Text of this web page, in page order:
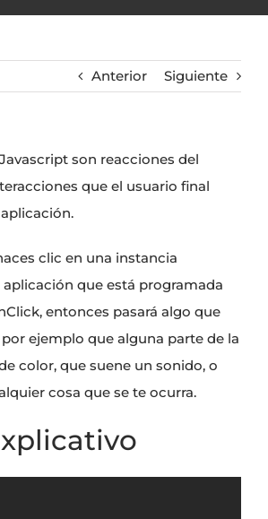
Anterior Siguiente
son reacciones del
que el usuario final
clic en una instancia
que está programada
entonces pasará algo que
ejemplo que alguna parte de la
color, que suene un sonido, o
cosa que se te ocurra.